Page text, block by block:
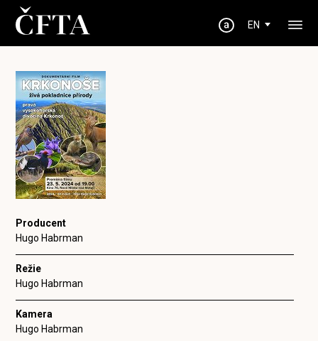
EN
Producent
Hugo Habrman
Režie
Hugo Habrman
Kamera
Hugo Habrman